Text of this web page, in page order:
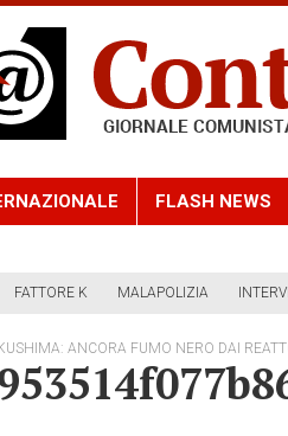
FLASH NEWS
FATTORE K MALAPOLIZIA
ANCORA FUMO NERO DAI